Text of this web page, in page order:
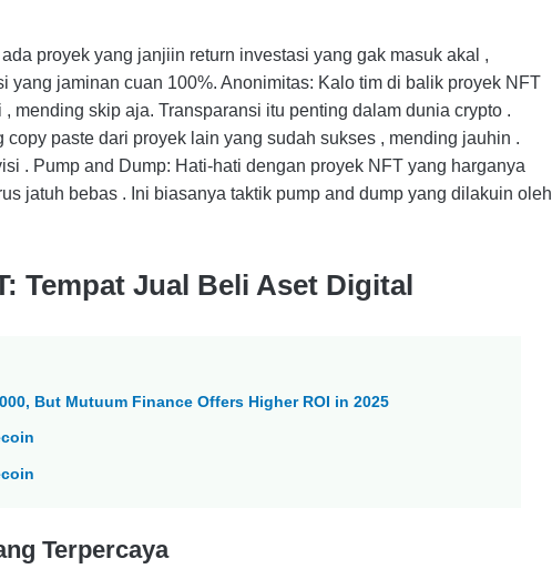
proyek yang janjiin return investasi yang gak masuk akal ,
yang jaminan cuan 100%. Anonimitas: Kalo tim di balik proyek NFT
mending skip aja. Transparansi itu penting dalam dunia crypto .
paste dari proyek lain yang sudah sukses , mending jauhin .
. Pump and Dump: Hati-hati dengan proyek NFT yang harganya
jatuh bebas . Ini biasanya taktik pump and dump yang dilakuin oleh
Tempat Jual Beli Aset Digital
But Mutuum Finance Offers Higher ROI in 2025
Terpercaya